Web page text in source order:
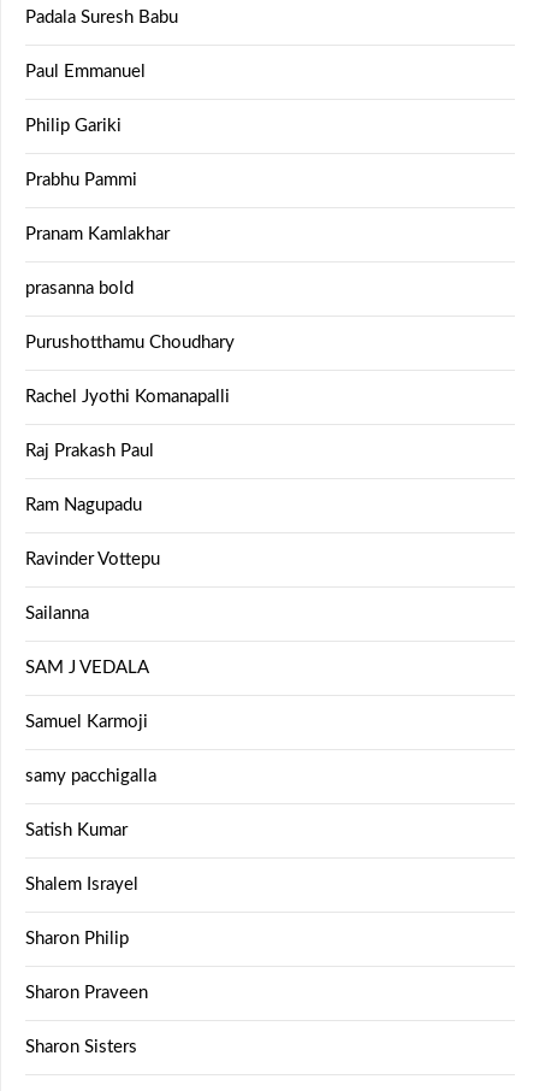
Padala Suresh Babu
Paul Emmanuel
Philip Gariki
Prabhu Pammi
Pranam Kamlakhar
prasanna bold
Purushotthamu Choudhary
Rachel Jyothi Komanapalli
Raj Prakash Paul
Ram Nagupadu
Ravinder Vottepu
Sailanna
SAM J VEDALA
Samuel Karmoji
samy pacchigalla
Satish Kumar
Shalem Israyel
Sharon Philip
Sharon Praveen
Sharon Sisters